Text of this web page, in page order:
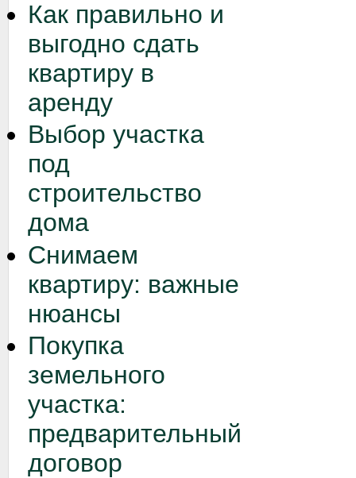
Как правильно и
выгодно сдать
квартиру в
аренду
Выбор участка
под
строительство
дома
Снимаем
квартиру: важные
нюансы
Покупка
земельного
участка:
предварительный
договор